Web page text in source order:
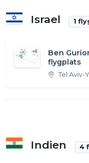
Israel 1
Ben
flygplats
Tel Aviv-
Indien 4